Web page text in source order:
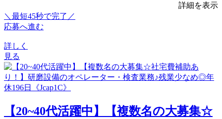
詳細を表示
＼最短45秒で完了／
応募へ進む
詳しく
見る
【20~40代活躍中】【複数名の大募集☆